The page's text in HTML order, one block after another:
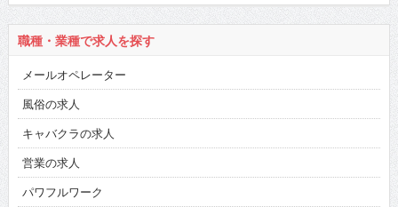
職種・業種で求人を探す
メールオペレーター
風俗の求人
キャバクラの求人
営業の求人
パワフルワーク